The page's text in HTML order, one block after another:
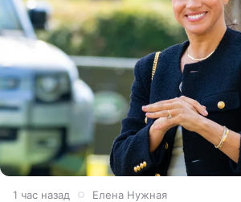
1 час назад Елена Нужная